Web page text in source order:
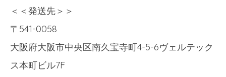
＜＜発送先＞＞
〒541-0058
大阪府大阪市中央区南久宝寺町4-5-6ヴェルテック
ス本町ビル7F